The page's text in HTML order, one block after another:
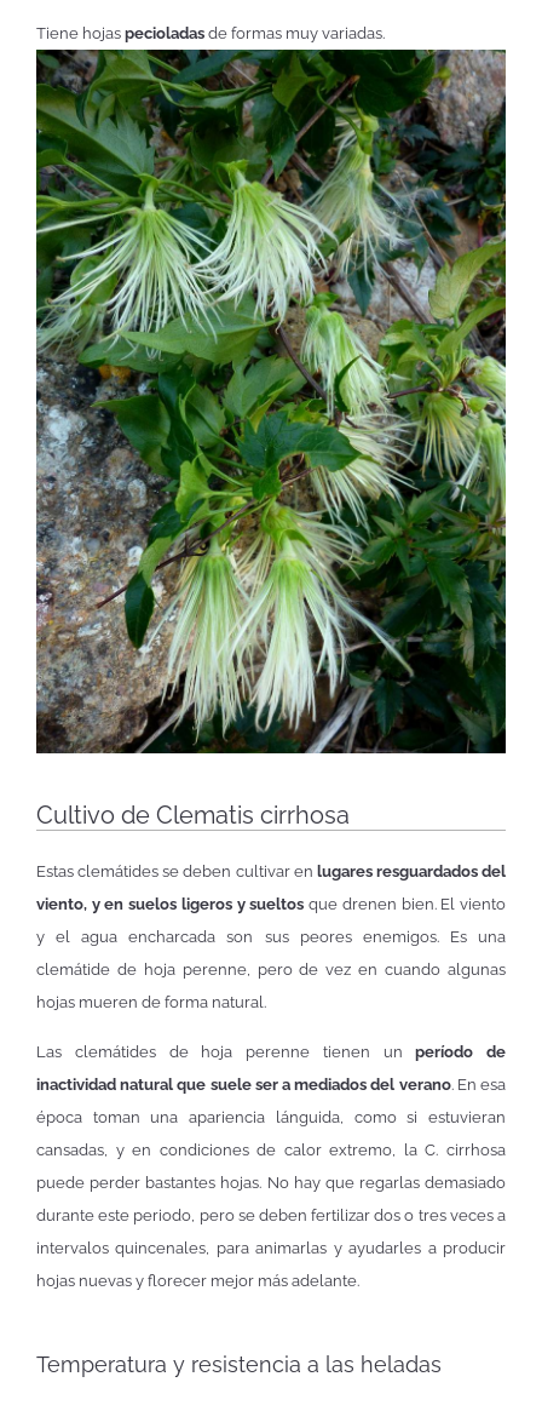
Tiene hojas pecioladas de formas muy variadas.
Cultivo de Clematis cirrhosa
Estas clemátides se deben cultivar en lugares resguardados del
viento, y en suelos ligeros y sueltos que drenen bien. El viento
y el agua encharcada son sus peores enemigos. Es una
clemátide de hoja perenne, pero de vez en cuando algunas
hojas mueren de forma natural.
Las clemátides de hoja perenne tienen unperíodo de
inactividad natural que suele ser a mediados del verano. En esa
época toman una apariencia lánguida, como si estuvieran
cansadas, y en condiciones de calor extremo, la C. cirrhosa
puede perder bastantes hojas. No hay que regarlas demasiado
durante este periodo, pero se deben fertilizar dos o tres veces a
intervalos quincenales, para animarlas y ayudarles a producir
hojas nuevas y florecer mejor más adelante.
Temperatura y resistencia a las heladas